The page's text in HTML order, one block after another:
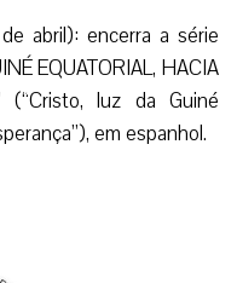
abril): encerra a série
EQUATORIAL, HACIA
(“Cristo, luz da Guiné
em espanhol.